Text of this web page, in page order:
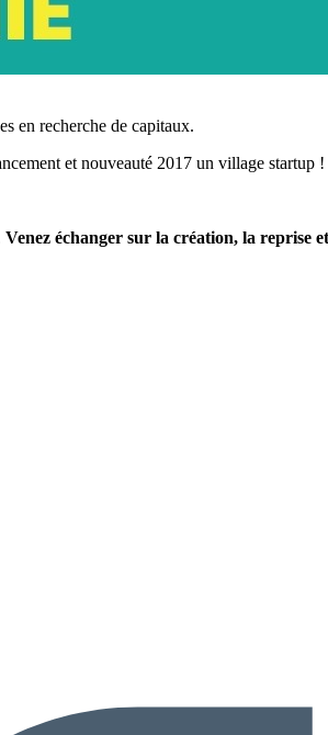
en recherche de capitaux.
et nouveauté 2017 un village startup !
Venez échanger sur la création, la reprise